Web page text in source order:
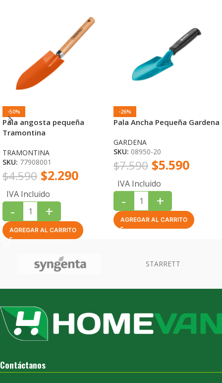
-50%
Pala angosta pequeña
Tramontina
TRAMONTINA
SKU: 77908001
$4.590 $2.290
IVA Incluido
- +
AGREGAR AL CARRITO
-26%
Pala Ancha Pequeña Gardena
GARDENA
SKU: 08950-20
$7.590 $5.590
IVA Incluido
- +
AGREGAR AL CARRITO
Contáctanos